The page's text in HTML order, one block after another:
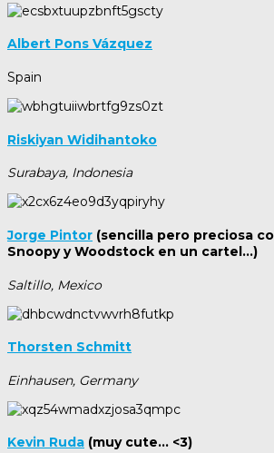
Albert Pons Vázquez
Spain
Riskiyan Widihantoko
Surabaya, Indonesia
Jorge Pintor (sencilla pero preciosa
Snoopy y Woodstock en un cartel…)
Saltillo, Mexico
Thorsten Schmitt
Einhausen, Germany
Kevin Ruda (muy cute… <3)